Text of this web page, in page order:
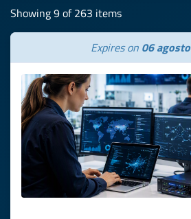
Showing 9 of 263 items
Expires on 06